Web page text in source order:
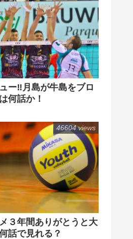
ー‼月島が牛島をブロ
何話か！
３年間ありがとうと大
話で見れる？
46604 views